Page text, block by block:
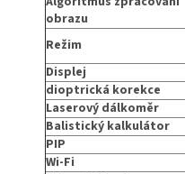
obrazu
Režim
Displej
dioptrická korekce
Laserový dálkoměr
Balistický kalkulátor
PIP
Wi-Fi